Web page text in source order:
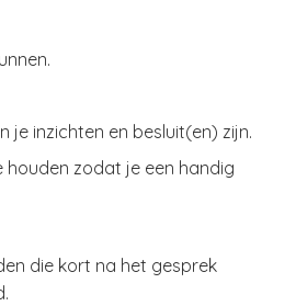
inzichten en besluit(en) zijn.
zodat je een handig
die kort na het gesprek